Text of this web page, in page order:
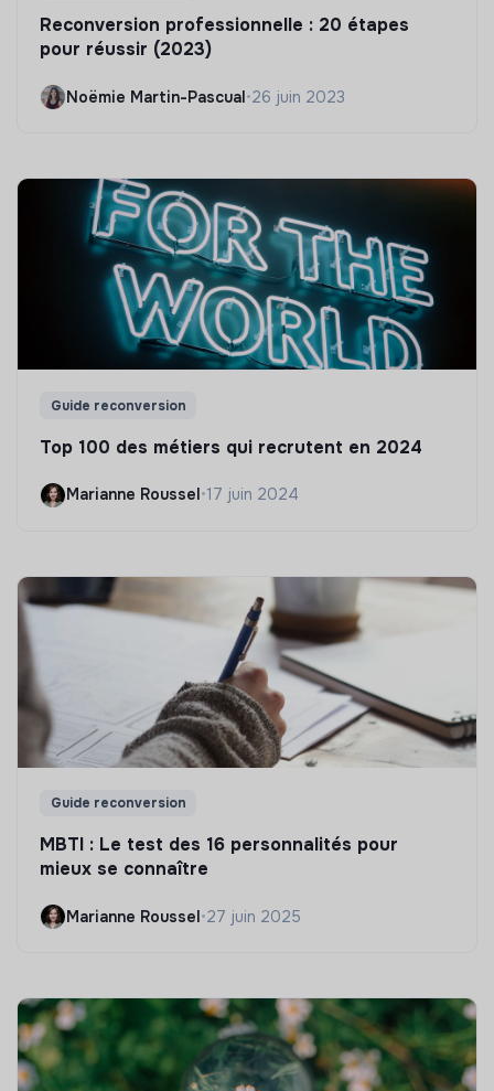
Reconversion professionnelle : 20 étapes
pour réussir (2023)
Noëmie Martin-Pascual•26 juin 2023
Guide reconversion
Top 100 des métiers qui recrutent en 2024
Marianne Roussel•17 juin 2024
Guide reconversion
MBTI : Le test des 16 personnalités pour
mieux se connaître
Marianne Roussel•27 juin 2025